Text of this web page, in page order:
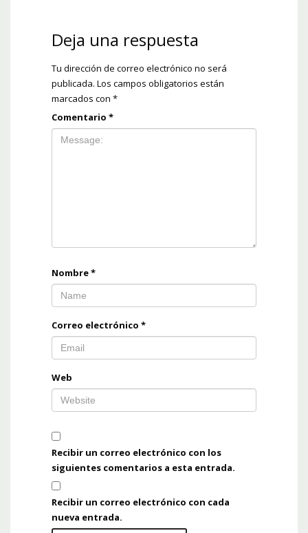
Deja una respuesta
Tu dirección de correo electrónico no será
publicada. Los campos obligatorios están
marcados con *
Comentario *
Nombre*
Correo electrónico *
Web
Recibir un correo electrónico con los
siguientes comentarios a esta entrada.
Recibir un correo electrónico con cada
nueva entrada.